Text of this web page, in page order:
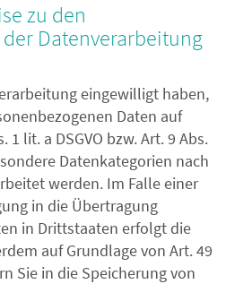
zu den
Datenverarbeitung
eingewilligt haben,
Daten auf
1 lit. a DSGVO bzw. Art. 9 Abs.
Datenkategorien nach
werden. Im Falle einer
in die Übertragung
in Drittstaaten erfolgt die
auf Grundlage von Art. 49
Sie in die Speicherung von